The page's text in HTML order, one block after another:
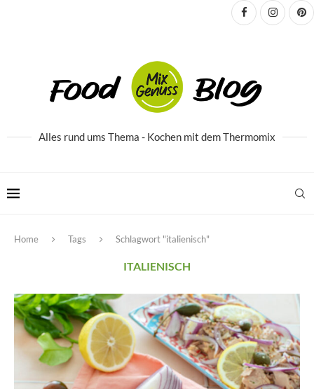
Alles rund ums Thema - Kochen mit dem Thermomix
Home Tags Schlagwort "italienisch"
ITALIENISCH